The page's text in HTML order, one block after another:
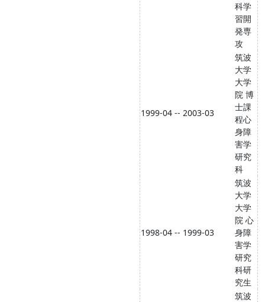
科学
習開
発専
攻
1999-04 -- 2003-03
筑波
大学
大学
院 博
士課
程心
身障
害学
研究
科
1998-04 -- 1999-03
筑波
大学
大学
院 心
身障
害学
研究
科研
究生
筑波